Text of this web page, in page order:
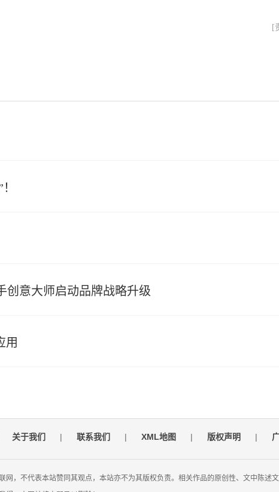
[
创意大师启动品牌战略升级
用
关于我们 | 联系我们 | XML地图 | 版权声明 |
，不代表本站赞同其观点，本站亦不为其版权负责。相关作品的原创性、文中陈述